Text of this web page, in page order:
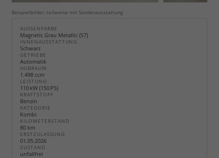
Beispielbilder, teilweise mit Sonderausstattung
AUSSENFARBE
Magnetic Grau Metallic (S7)
INNENAUSSTATTUNG
Schwarz
GETRIEBE
Automatik
HUBRAUM
1.498 ccm
LEISTUNG
110 kW (150 PS)
KRAFTSTOFF
Benzin
KATEGORIE
Kombi
KILOMETERSTAND
80 km
ERSTZULASSUNG
01.05.2026
ZUSTAND
unfallfrei